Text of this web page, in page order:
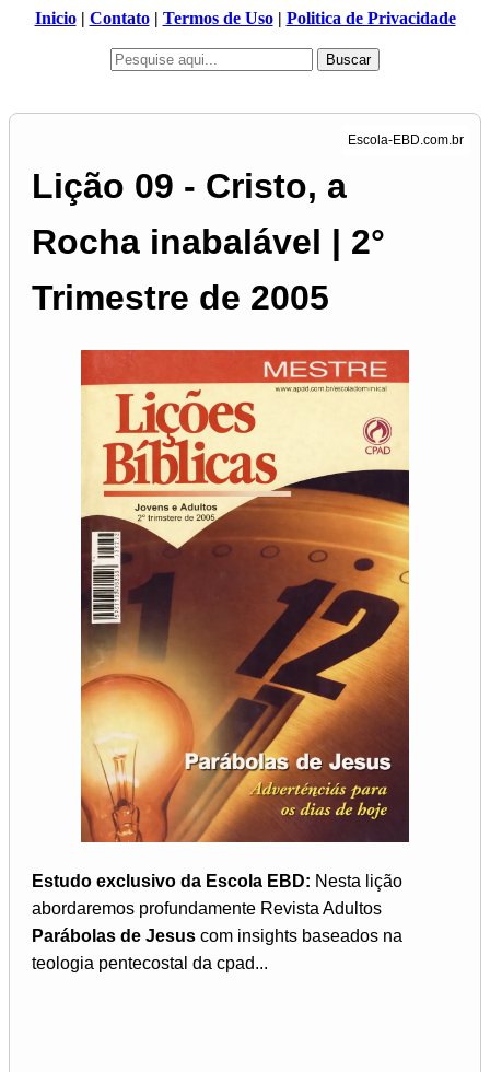
Inicio| Contato| Termos de Uso| Politica de Privacidade
Buscar
Lição 09 - Cristo, a
Rocha inabalável | 2°
Trimestre de 2005
Estudo exclusivo da Escola EBD: Nesta lição
abordaremos profundamente Revista Adultos
Parábolas de Jesus com insights baseados na
teologia pentecostal da cpad...